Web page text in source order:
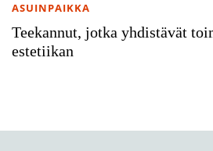
Teekannut, jotka yhdistävät
estetiikan
ASUINPAIKKA